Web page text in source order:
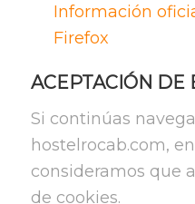
Información
Firefox
ACEPTACIÓN DE
Si continúas
hostelrocab.com,
consideramos que
de cookies.